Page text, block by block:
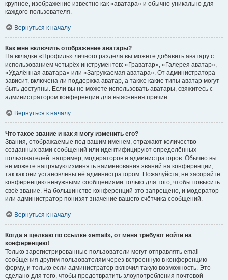
крупное, изображение известно как «аватара» и обычно уникально для
каждого пользователя.
Вернуться к началу
Как мне включить отображение аватары?
На вкладке «Профиль» личного раздела вы можете добавить аватару с
использованием четырёх инструментов: «Граватар», «Галерея аватар»,
«Удалённая аватара» или «Загружаемая аватара». От администратора
зависит, включена ли поддержка аватар, а также какие типы аватар могут
быть доступны. Если вы не можете использовать аватары, свяжитесь с
администратором конференции для выяснения причин.
Вернуться к началу
Что такое звание и как я могу изменить его?
Звания, отображаемые под вашим именем, отражают количество
созданных вами сообщений или идентифицируют определённых
пользователей: например, модераторов и администраторов. Обычно вы
не можете напрямую изменять наименования званий на конференции,
так как они установлены её администратором. Пожалуйста, не засоряйте
конференцию ненужными сообщениями только для того, чтобы повысить
своё звание. На большинстве конференций это запрещено, и модератор
или администратор понизят значение вашего счётчика сообщений.
Вернуться к началу
Когда я щёлкаю по ссылке «email», от меня требуют войти на
конференцию!
Только зарегистрированные пользователи могут отправлять email-
сообщения другим пользователям через встроенную в конференцию
форму, и только если администратор включил такую возможность. Это
сделано для того, чтобы предотвратить злоупотребления почтовой